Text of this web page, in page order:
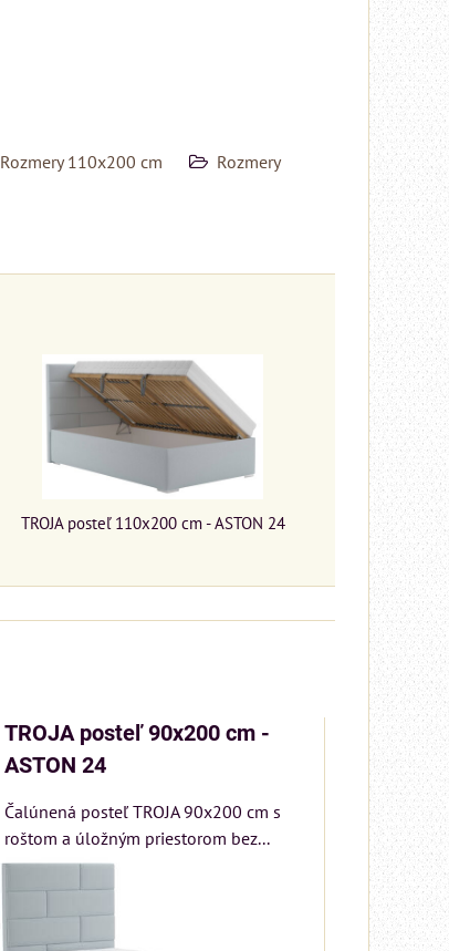
Rozmery 110x200 cm
Rozmery
TROJA posteľ 110x200 cm - ASTON 24
TROJA posteľ 90x200 cm -
ASTON 24
Čalúnená posteľ TROJA 90x200 cm s
roštom a úložným priestorom bez...